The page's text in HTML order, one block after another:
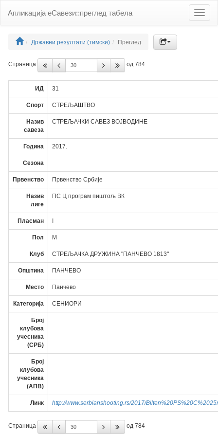
Toggle
Апликација еСавези::преглед табела
Државни резултати (тимски) Преглед
Страница од 784
ИД 31
Спорт СТРЕЉАШТВО
Назив
савеза
СТРЕЉАЧКИ САВЕЗ ВОЈВОДИНЕ
Година 2017.
Сезона
Првенство Првенство Србије
Назив
лиге
ПС Ц програм пиштољ ВК
Пласман
Пол М
Клуб СТРЕЉАЧКА ДРУЖИНА "ПАНЧЕВО 1813"
Општина ПАНЧЕВО
Место Панчево
Категорија СЕНИОРИ
Број
клубова
учесника
(СРБ)
Број
клубова
учесника
(АПВ)
Линк http://www.serbianshooting.rs/2017/
Страница од 784